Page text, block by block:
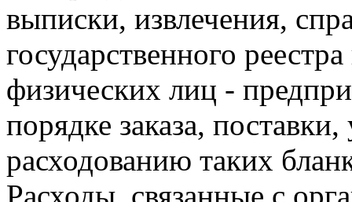
выписки, извлечения,
государственного
физических лиц -
порядке заказа,
расходованию таких
Расходы, связанные с